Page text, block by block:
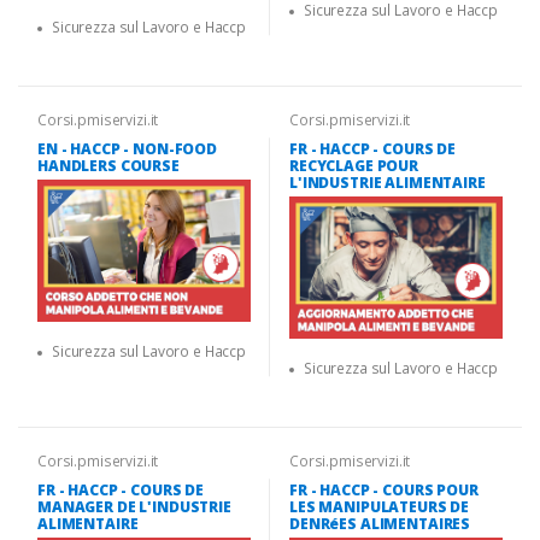
Sicurezza sul Lavoro e Haccp
Sicurezza sul Lavoro e Haccp
Corsi.pmiservizi.it
EN - HACCP - NON-FOOD
HANDLERS COURSE
Sicurezza sul Lavoro e Haccp
Corsi.pmiservizi.it
FR - HACCP - COURS DE
RECYCLAGE POUR
L'INDUSTRIE ALIMENTAIRE
Sicurezza sul Lavoro e Haccp
Corsi.pmiservizi.it
FR - HACCP - COURS DE
MANAGER DE L'INDUSTRIE
ALIMENTAIRE
Corsi.pmiservizi.it
FR - HACCP - COURS POUR
LES MANIPULATEURS DE
DENRéES ALIMENTAIRES